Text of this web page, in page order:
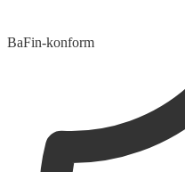
BaFin-konform